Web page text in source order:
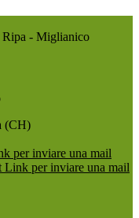
Ripa - Miglianico
(CH)
per inviare una mail
Link per inviare una mail